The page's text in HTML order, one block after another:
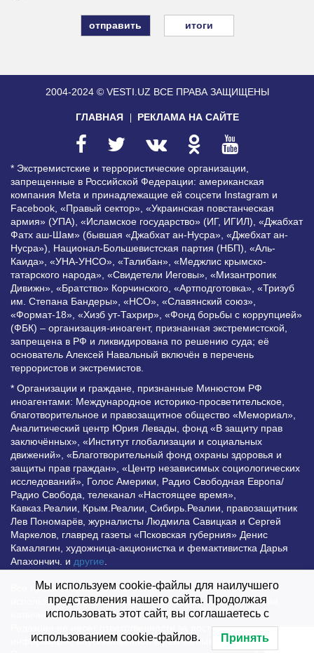
итоги
2004-2024 © VESTI.UZ ВСЕ ПРАВА ЗАЩИЩЕНЫ
ГЛАВНАЯ РЕКЛАМА НА САЙТЕ
* Экстремистские и террористические организации,
запрещенные в Российской Федерации: американская
компания Meta и принадлежащие ей соцсети Instagram и
Facebook, «Правый сектор», «Украинская повстанческая
армия» (УПА), «Исламское государство» (ИГ, ИГИЛ), «Джабхат
Фатх аш-Шам» (бывшая «Джабхат ан-Нусра», «Джебхат ан-
Нусра»), Национал-Большевистская партия (НБП), «Аль-
Каида», «УНА-УНСО», «Талибан», «Меджлис крымско-
татарского народа», «Свидетели Иеговы», «Мизантропик
Дивижн», «Братство» Корчинского, «Артподготовка», «Тризуб
им. Степана Бандеры», «НСО», «Славянский союз»,
«Формат-18», «Хизб ут-Тахрир», «Фонд борьбы с коррупцией»
(ФБК) – организация-иноагент, признанная экстремистской,
запрещена в РФ и ликвидирована по решению суда; её
основатель Алексей Навальный включён в перечень
террористов и экстремистов.
* Организации и граждане, признанные Минюстом РФ
иноагентами: Международное историко-просветительское,
благотворительное и правозащитное общество «Мемориал»,
Аналитический центр Юрия Левады, фонд «В защиту прав
заключённых», «Институт глобализации и социальных
движений», «Благотворительный фонд охраны здоровья и
защиты прав граждан», «Центр независимых социологических
исследований», Голос Америки, Радио Свободная Европа/
Радио Свобода, телеканал «Настоящее время»,
Кавказ.Реалии, Крым.Реалии, Сибирь.Реалии, правозащитник
Лев Пономарёв, журналисты Людмила Савицкая и Сергей
Маркелов, главред газеты «Псковская губерния» Денис
Камалягин, художница-акционистка и фемактивистка Дарья
Апахончич. и другие
Все права защищены и охраняются законом. Любое
использование материалов сайта допустимо при условии
наличия активной гиперссылки на Vesti.UZ.
Редакция не несет ответственности за достоверность
информации, опубликованной в рекламных объявлениях.
Мы используем cookie-файлы для наилучшего
представления нашего сайта. Продолжая
использовать этот сайт, вы соглашаетесь с
использованием cookie-файлов. Принять